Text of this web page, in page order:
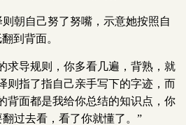
朝自己努了努嘴，示意她按照自
到背面。
求导规则，你多看几遍，背熟，就
则指了指自己亲手写下的字迹，而
背面都是我给你总结的知识点，你
过去看，看了你就懂了。”